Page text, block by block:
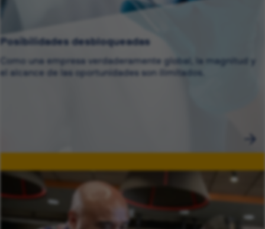
Posibilidades desbloqueadas
Como una empresa verdaderamente global, la magnitud y
el alcance de las oportunidades son ilimitados.